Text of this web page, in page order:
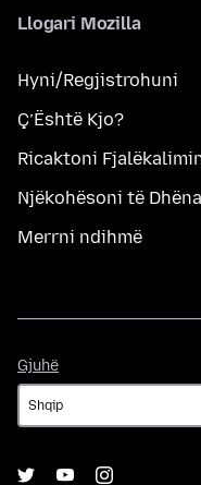
Llogari Mozilla
Hyni/Regjistrohuni
Ç’Është Kjo?
Ricaktoni
Njëkohësoni të
Merrni ndihmë
Gjuhë